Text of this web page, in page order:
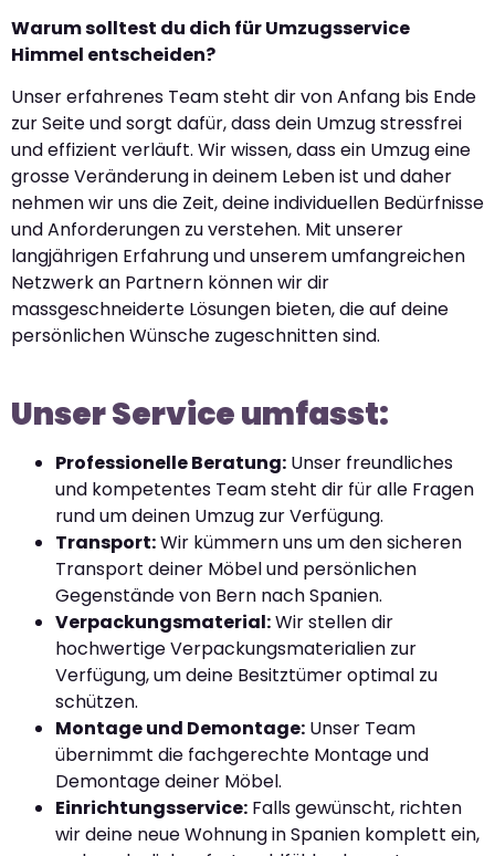
Warum solltest du dich für Umzugsservice
Himmel entscheiden?
Unser erfahrenes Team steht dir von Anfang bis Ende
zur Seite und sorgt dafür, dass dein Umzug stressfrei
und effizient verläuft. Wir wissen, dass ein Umzug eine
grosse Veränderung in deinem Leben ist und daher
nehmen wir uns die Zeit, deine individuellen Bedürfnisse
und Anforderungen zu verstehen. Mit unserer
langjährigen Erfahrung und unserem umfangreichen
Netzwerk an Partnern können wir dir
massgeschneiderte Lösungen bieten, die auf deine
persönlichen Wünsche zugeschnitten sind.
Unser Service umfasst:
Professionelle Beratung: Unser freundliches
und kompetentes Team steht dir für alle Fragen
rund um deinen Umzug zur Verfügung.
Transport:Wir kümmern uns um den sicheren
Transport deiner Möbel und persönlichen
Gegenstände von Bern nach Spanien.
Verpackungsmaterial:Wir stellen dir
hochwertige Verpackungsmaterialien zur
Verfügung, um deine Besitztümer optimal zu
schützen.
Montage und Demontage: Unser Team
übernimmt die fachgerechte Montage und
Demontage deiner Möbel.
Einrichtungsservice: Falls gewünscht, richten
wir deine neue Wohnung in Spanien komplett ein,